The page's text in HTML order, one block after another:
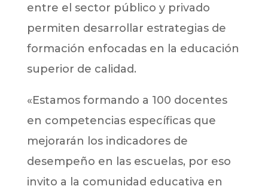
entre el sector público y privado
permiten desarrollar estrategias de
formación enfocadas en la educación
superior de calidad.
«Estamos formando a 100 docentes
en competencias específicas que
mejorarán los indicadores de
desempeño en las escuelas, por eso
invito a la comunidad educativa en